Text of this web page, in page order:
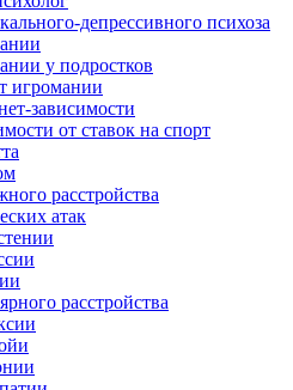
депрессивного психоза
у подростков
игромании
зависимости
от ставок на спорт
расстройства
атак
расстройства